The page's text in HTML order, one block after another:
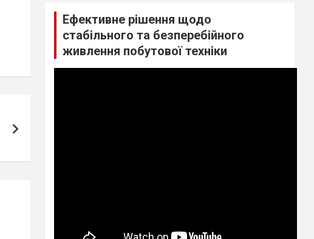
Ефективне рішення щодо
стабільного та безперебійного
живлення побутової техніки